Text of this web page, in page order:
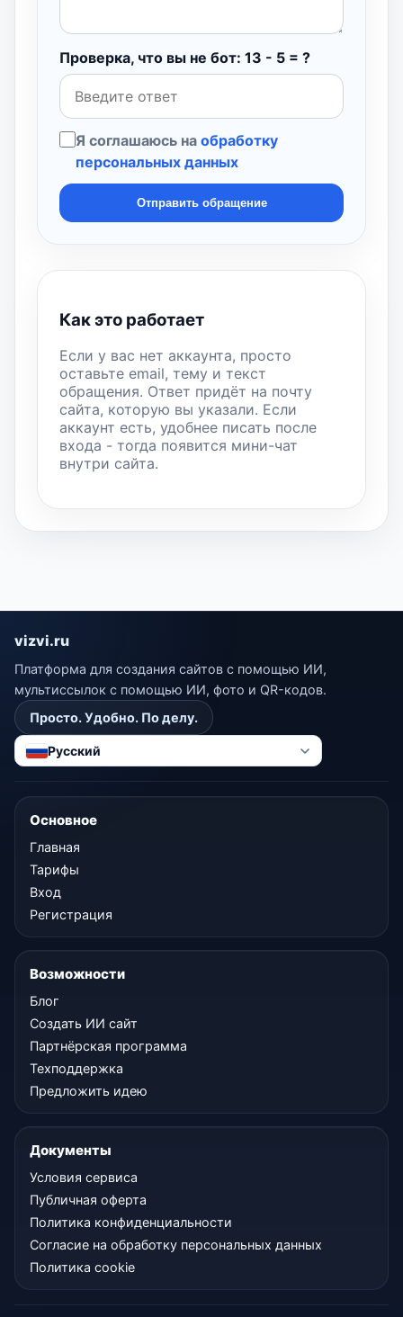
Проверка, что вы не бот: 13 - 5 = ?
Я соглашаюсь на обработку
персональных данных
Отправить обращение
Как это работает
Если у вас нет аккаунта, просто
оставьте email, тему и текст
обращения. Ответ придёт на почту
сайта, которую вы указали. Если
аккаунт есть, удобнее писать после
входа - тогда появится мини-чат
внутри сайта.
vizvi.ru
Платформа для создания сайтов с помощью ИИ,
мультиссылок с помощью ИИ, фото и QR-кодов.
Просто. Удобно. По делу.
Русский
Основное
Главная
Тарифы
Вход
Регистрация
Возможности
Блог
Создать ИИ сайт
Партнёрская программа
Техподдержка
Предложить идею
Документы
Условия сервиса
Публичная оферта
Политика конфиденциальности
Согласие на обработку персональных данных
Политика cookie